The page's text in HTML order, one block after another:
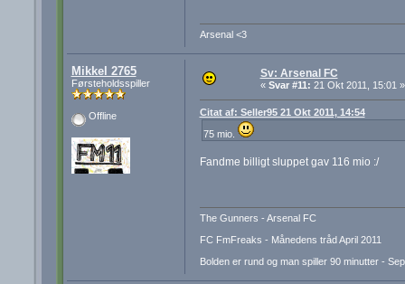
Arsenal <3
Mikkel 2765
Førsteholdsspiller
Offline
Sv: Arsenal FC
« Svar #11: 21 Okt 2011, 15:01 »
Citat af: Seller95 21 Okt 2011, 14:54
75 mio.
Fandme billigt sluppet gav 116 mio :/
The Gunners - Arsenal FC
FC FmFreaks - Månedens tråd April 2011
Bolden er rund og man spiller 90 minutter -